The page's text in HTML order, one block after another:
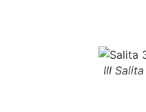
III Salita